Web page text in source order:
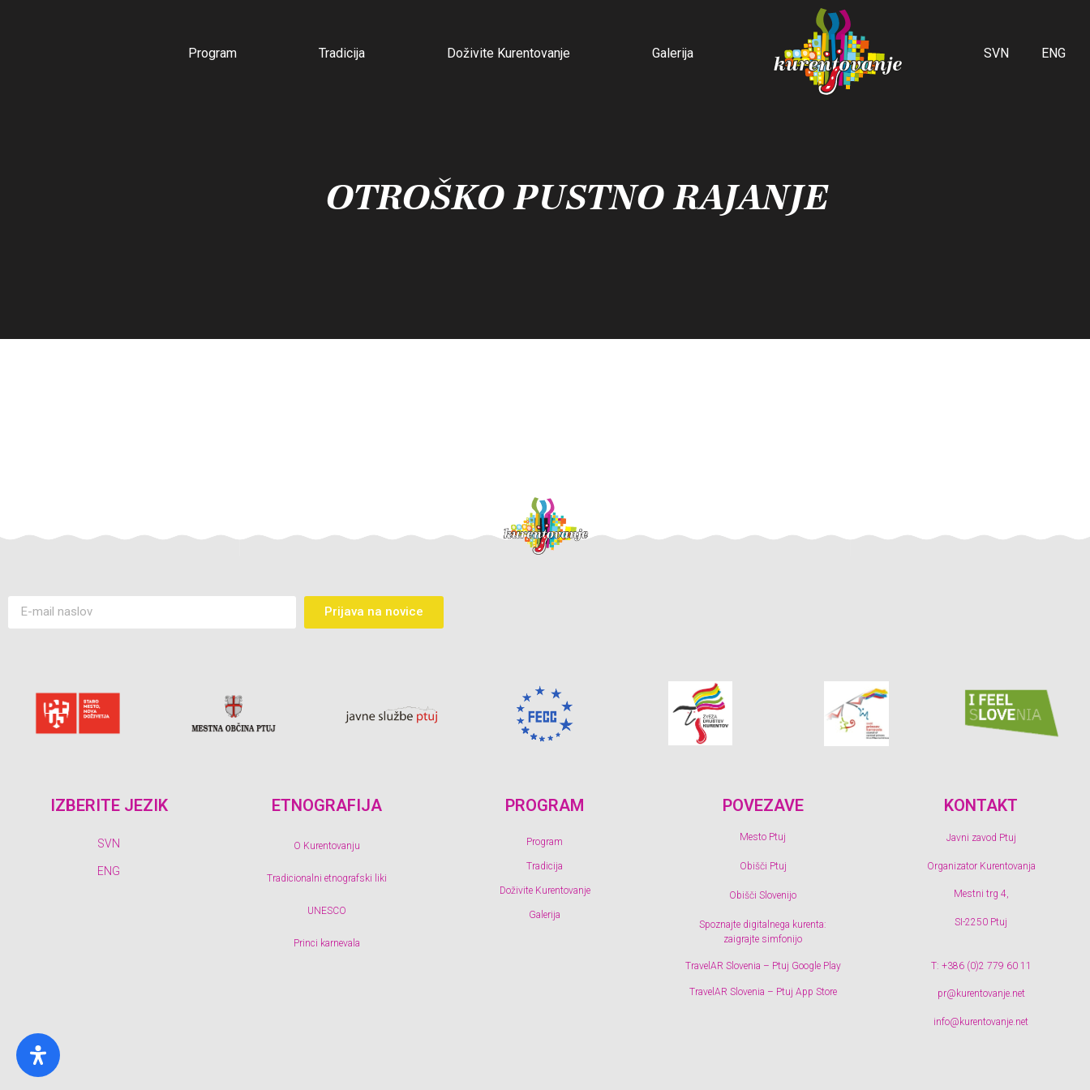
Program Tradicija Doživite Kurentovanje Galerija SVN ENG
OTROŠKO PUSTNO RAJANJE
Prijava na novice
IZBERITE JEZIK
SVN
ENG
ETNOGRAFIJA
O Kurentovanju
Tradicionalni etnografski liki
UNESCO
Princi karnevala
PROGRAM
Program
Tradicija
Doživite Kurentovanje
Galerija
POVEZAVE
Mesto Ptuj
Obišči Ptuj
Obišči Slovenijo
Spoznajte digitalnega kurenta:
zaigrajte simfonijo
TravelAR Slovenia – Ptuj Google Play
TravelAR Slovenia – Ptuj App Store
KONTAKT
Javni zavod Ptuj
Organizator Kurentovanja
Mestni trg 4,
SI-2250 Ptuj
T: +386 (0)2 779 60 11
pr@kurentovanje.net
info@kurentovanje.net